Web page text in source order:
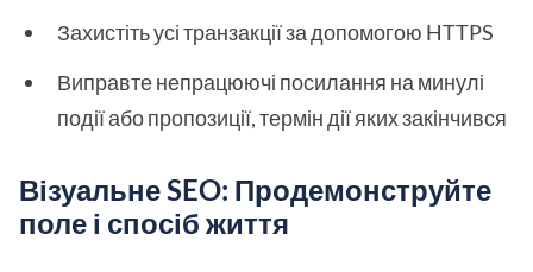
Захистіть усі транзакції за допомогою HTTPS
Виправте непрацюючі посилання на минулі
події або пропозиції, термін дії яких закінчився
Візуальне SEO: Продемонструйте
поле і спосіб життя